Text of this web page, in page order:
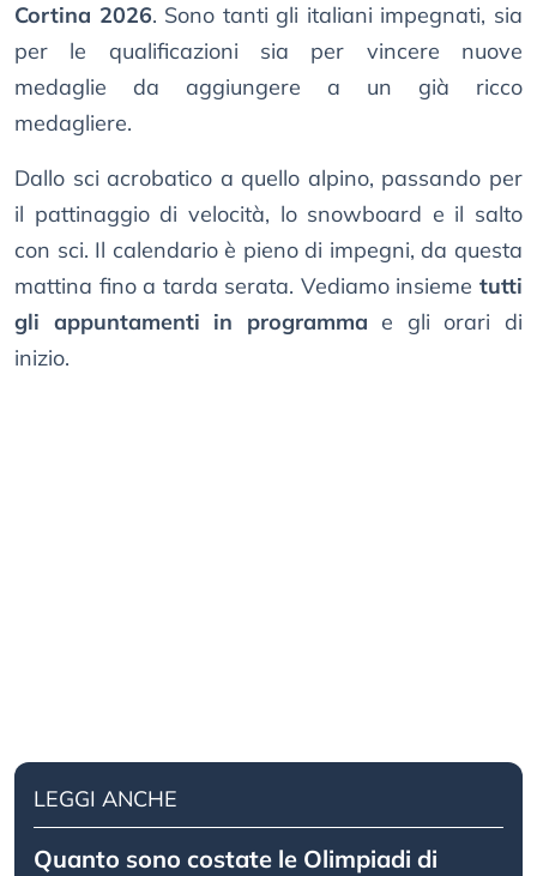
Cortina 2026. Sono tanti gli italiani impegnati, sia
per le qualificazioni sia per vincere nuove
medaglie da aggiungere a un già ricco
medagliere.
Dallo sci acrobatico a quello alpino, passando per
il pattinaggio di velocità, lo snowboard e il salto
con sci. Il calendario è pieno di impegni, da questa
mattina fino a tarda serata. Vediamo insieme tutti
gli appuntamenti in programma e gli orari di
inizio.
LEGGI ANCHE
Quanto sono costate le Olimpiadi di